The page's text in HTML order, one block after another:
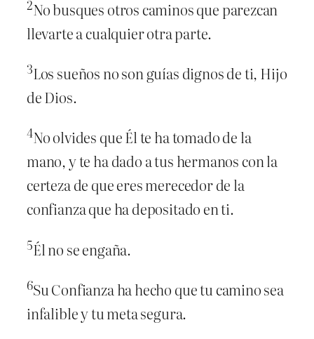
2No busques otros caminos que parezcan
llevarte a cualquier otra parte.
3Los sueños no son guías dignos de ti, Hijo
de Dios.
4No olvides que Él te ha tomado de la
mano, y te ha dado a tus hermanos con la
certeza de que eres merecedor de la
confianza que ha depositado en ti.
5Él no se engaña.
6Su Confianza ha hecho que tu camino sea
infalible y tu meta segura.